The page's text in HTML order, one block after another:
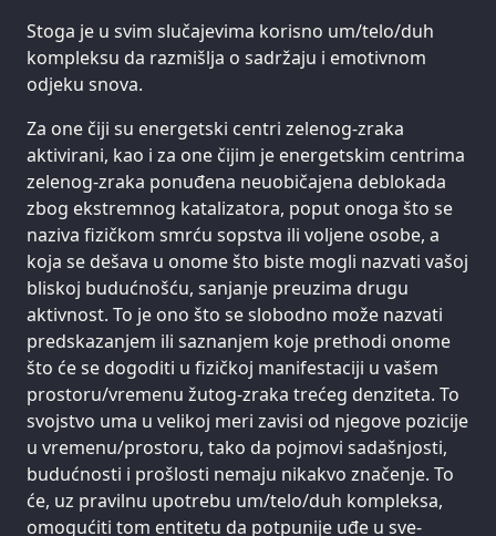
Stoga je u svim slučajevima korisno um/telo/duh
kompleksu da razmišlja o sadržaju i emotivnom
odjeku snova.
Za one čiji su energetski centri zelenog-zraka
aktivirani, kao i za one čijim je energetskim centrima
zelenog-zraka ponuđena neuobičajena deblokada
zbog ekstremnog katalizatora, poput onoga što se
naziva fizičkom smrću sopstva ili voljene osobe, a
koja se dešava u onome što biste mogli nazvati vašoj
bliskoj budućnošću, sanjanje preuzima drugu
aktivnost. To je ono što se slobodno može nazvati
predskazanjem ili saznanjem koje prethodi onome
što će se dogoditi u fizičkoj manifestaciji u vašem
prostoru/vremenu žutog-zraka trećeg denziteta. To
svojstvo uma u velikoj meri zavisi od njegove pozicije
u vremenu/prostoru, tako da pojmovi sadašnjosti,
budućnosti i prošlosti nemaju nikakvo značenje. To
će, uz pravilnu upotrebu um/telo/duh kompleksa,
omogućiti tom entitetu da potpunije uđe u sve-